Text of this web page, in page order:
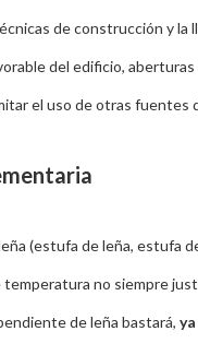
de construcción y
del edificio,
el uso de otras fuentes
(estufa de leña, estufa
no siempre
de leña bastará,